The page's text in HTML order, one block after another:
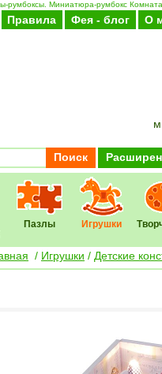
румбоксы. Миниатюра-румбокс
Правила Фея - блог О
Поиск
Пазлы Игрушки
/ Игрушки / Детские